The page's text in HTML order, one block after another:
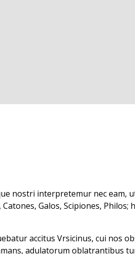
nostri interpretemur nec eam,
Galos, Scipiones,
accitus Vrsicinus, cui nos
adulatorum oblatrantibus